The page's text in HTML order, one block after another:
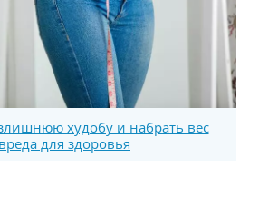
худобу и набрать вес
для здоровья